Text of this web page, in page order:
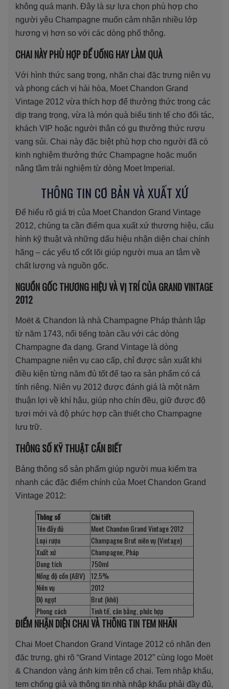
không quá mạnh. Đây là sự lựa chọn phù hợp cho
người yêu Champagne muốn cảm nhận nhiều lớp
hương vị hơn so với các dòng phổ thông.
CHAI NÀY PHÙ HỢP ĐỂ UỐNG HAY LÀM QUÀ
Với hình thức sang trọng, nhãn chai đặc trưng niên vụ
và phong cách vị hài hòa, Moet Chandon Grand
Vintage 2012 vừa thích hợp để thưởng thức trong các
dịp trang trọng, vừa là món quà biếu tinh tế cho đối tác,
khách VIP hoặc người thân có gu thưởng thức rượu
vang sủi. Chai này đặc biệt phù hợp cho người đã có
kinh nghiệm thưởng thức Champagne hoặc muốn
nâng tầm trải nghiệm từ dòng Moet Imperial.
THÔNG TIN CƠ BẢN VÀ XUẤT XỨ
Để hiểu rõ giá trị của Moet Chandon Grand Vintage
2012, chúng ta cần điểm qua xuất xứ thương hiệu, cấu
hình kỹ thuật và những dấu hiệu nhận diện chai chính
hãng – các yếu tố cốt lõi giúp người mua an tâm về
chất lượng và nguồn gốc.
NGUỒN GỐC THƯƠNG HIỆU VÀ VỊ TRÍ CỦA GRAND VINTAGE
2012
Moët & Chandon là nhà Champagne Pháp thành lập
từ năm 1743, nổi tiếng toàn cầu với các dòng
Champagne đa dạng. Grand Vintage là dòng
Champagne niên vụ cao cấp, chỉ được sản xuất khi
điều kiện từng năm đủ tốt để tạo ra sản phẩm có cá
tính riêng. Niên vụ 2012 được đánh giá là một năm
thuận lợi về khí hậu, giúp nho chín đều, giữ được độ
tươi mới và độ phức hợp cần thiết cho Champagne
lưu trữ.
THÔNG SỐ KỸ THUẬT CẦN BIẾT
Bảng thông số sản phẩm giúp người mua kiểm tra
nhanh các đặc điểm chính của Moet Chandon Grand
Vintage 2012:
Thông số
Chi tiết
Tên đầy đủ
Moet Chandon Grand Vintage 2012
Loại rượu
Champagne Brut niên vụ (Vintage)
Xuất xứ
Champagne, Pháp
Dung tích
750ml
Nồng độ cồn (ABV) 12,5%
Niên vụ
2012
Độ ngọt
Brut (khô)
Phong cách
Tinh tế, cân bằng, phức hợp
ĐIỂM NHẬN DIỆN CHAI VÀ THÔNG TIN TEM NHÃN
Chai Moet Chandon Grand Vintage 2012 có nhãn đen
đặc trưng, ghi rõ “Grand Vintage 2012” cùng logo Moët
& Chandon vàng ánh kim trên cổ chai. Tem nhập khẩu,
tem chống giả và thông tin nhà nhập khẩu phải đầy đủ,